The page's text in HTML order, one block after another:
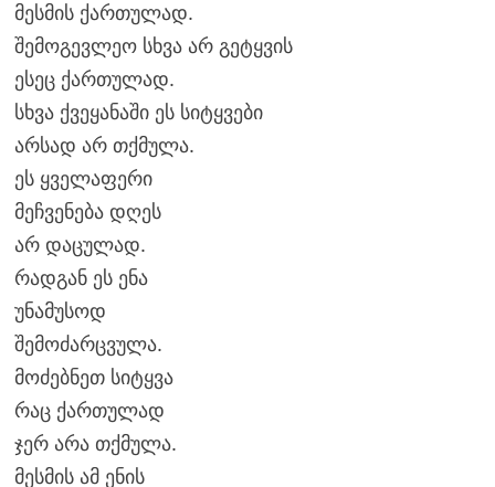
მესმის ქართულად.
შემოგევლეო სხვა არ გეტყვის
ესეც ქართულად.
სხვა ქვეყანაში ეს სიტყვები
არსად არ თქმულა.
ეს ყველაფერი
მეჩვენება დღეს
არ დაცულად.
რადგან ეს ენა
უნამუსოდ
შემოძარცვულა.
მოძებნეთ სიტყვა
რაც ქართულად
ჯერ არა თქმულა.
მესმის ამ ენის